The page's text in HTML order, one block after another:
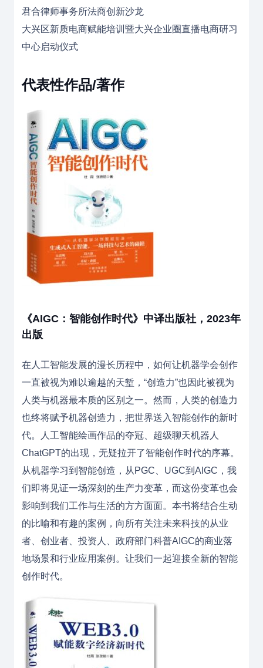
君合律师事务所法商创新沙龙
大兴区新质电商赋能培训暨大兴企业圈直播电商研习
中心启动仪式
代表性作品/著作
《AIGC：智能创作时代》中译出版社，2023年
出版
在人工智能发展的漫长历程中，如何让机器学会创作
一直被视为难以逾越的天堑，“创造力”也因此被视为
人类与机器最本质的区别之一。然而，人类的创造力
也终将赋予机器创造力，把世界送入智能创作的新时
代。人工智能绘画作品的夺冠、超级聊天机器人
ChatGPT的出现，无疑拉开了智能创作时代的序幕。
从机器学习到智能创造，从PGC、UGC到AIGC，我
们即将见证一场深刻的生产力变革，而这份变革也会
影响到我们工作与生活的方方面面。本书将结合生动
的比喻和有趣的案例，向所有关注未来科技的从业
者、创业者、投资人、政府部门科普AIGC的商业落
地场景和行业应用案例。让我们一起迎接全新的智能
创作时代。